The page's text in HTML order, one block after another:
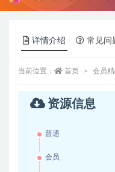
详情介绍 常见问
当前位置： 首页 会员精
资源信息
普通
会员